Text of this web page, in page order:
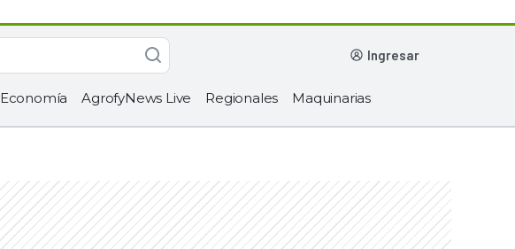
ingresar
Economía AgrofyNews Live Regionales Maquinarias